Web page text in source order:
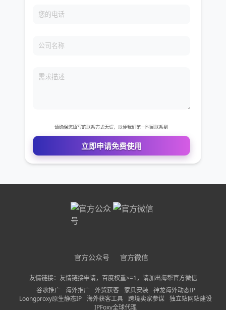
单。如果你还未创建Apple或Google帐号，必须先创
AppleID和密码来完成登录。在安卓系统，打开"设
指示输入ID和密码，登录GooglePlay。2、如果你使
能手机有触屏，你可以根据"安卓移动设备"的指示下
载WhatsApp。打开"GooglePlay商店"，搜索
WhatsApp，点击"安装"，然后点击"同意并继续"。
如果遇到问题，返回"安卓移动设备"部分，了解更详
细的指示。3、将手机上的联系人添加到
到WhatsApp应用。如果想要添加新的联系人到
WhatsApp，将联系人的信息添加到手机后会自动同
载WhatsApp后，你可以用手机号码和通讯录进行设
置。如果无法将WhatsApp下载到移动设备，有可能
是存储空间不够，或是需要更新系统。检查设置，弄
清楚无法下载WhatsApp的原因。警告你必须先在
简单，跟微信别无二致2如何添加客户通常只要将客
whitsipp这个你可以直接在他的华为手机电话软件里
Appstore内搜索“WhatsApp”安卓手机用户，在各大
个新的账号即可WhatsAPP的使用方法很简单，跟微
缺袭碧信别无二致。11、下载安装“WhatsApp”软件
步骤如下打开浏览器，搜索“WhatsApp”，点击下载
安装如下图所示说明在安装前需要进入设置高级设置
安全，打开“未知来源”，这样第三方软件就可以安装
了。￼12、可以装个应用宝在手机上然后选择上方的空
者手游后，直接进行下载安装就可以了。13、03如何
注册及使用WhatsApp苹果手机用户，在Appstore内
搜索“WhatsApp”，下载安装后，注册一个新的账号
只是WhatsApp更。14、vivo智能手机可以在自带的
浏览器搜索“WhatsAPP”程序下载安装即可。15、需
9、用手机相机对准二维码。这篇文章将教你如何在
应用程序。方法1：在iPhone上1、打开iPhone的应
景，上面有一个白色的字母"A"。它应该位于主屏幕
个按钮位于屏幕右下角。5、点击程序右侧的获取按
钮。WhatsApp程序的图标是绿色的，上面有一个白
色的会话气泡包裹着一个电话图案。如果曾经下载过
头的云朵图标。点击云朵图标，弹出下载提示。6、
弹出提示时，点击安装按钮。这个按钮位于和获取相
同的位置。7、如果设备提示你输入苹果账户的密
码，请输入密码。如果你最近在应用程序商店登录过
持"TouchID"，可以扫描指纹进行身份识别。8、等待
右侧。点击它打开程序，允许你设置WhatsApp。
9、点击弹出窗口里的允许或不允许按钮。这些窗口
免费VIP权限体验
您的姓名
官方公众号 官方微信
友情链接：友情链接申请，百度权重>=1，请加出海帮官方微信
谷歌推广
海外推广 外贸获客 家具安装
神龙海外动态IP
Loongproxy原生静态IP 海外获客工具 跨境卖家参谋 独立站网站建设
IPFoxy全球代理